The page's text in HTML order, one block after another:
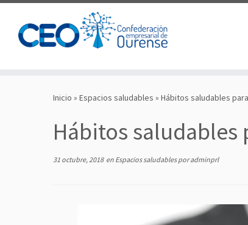
Inicio » Espacios saludables » Hábitos saludables
Hábitos saludables
31 octubre, 2018en Espacios saludablesporadminprl